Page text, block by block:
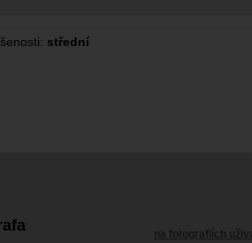
střední
na fotografiích